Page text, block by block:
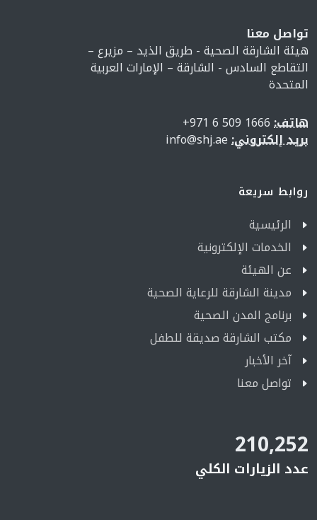
تواصل معنا
هيئة الشارقة الصحية - طريق الذيد – مزيرع –
التقاطع السادس - الشارقة – الإمارات العربية
المتحدة
هاتف:
بريد إلكتروني:
روابط سريعة
الرئيسية
الخدمات الإلكترونية
عن الهيئة
مدينة الشارقة للرعاية الصحية
برنامج المدن الصحية
مكتب الشارقة صديقة للطفل
آخر الأخبار
تواصل معنا
210,252
عدد الزيارات الكلي